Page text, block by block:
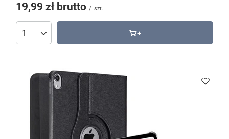
19,99 zł brutto / szt.